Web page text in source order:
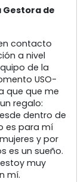
Gestora de
contacto
a nivel
de la
USO-
que que me
regalo:
dentro de
es para mí
y por
es un sueño.
muy
mí.